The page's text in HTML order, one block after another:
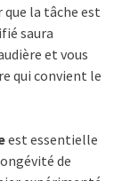
la tâche est
saura
et vous
qui convient le
est essentielle
de